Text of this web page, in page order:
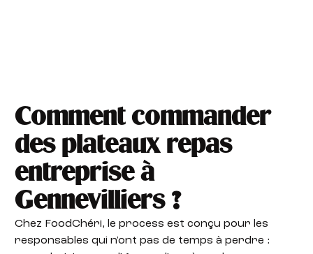
Comment commander
des plateaux repas
entreprise à
Gennevilliers ?
Chez FoodChéri, le process est conçu pour les
responsables qui n'ont pas de temps à perdre :